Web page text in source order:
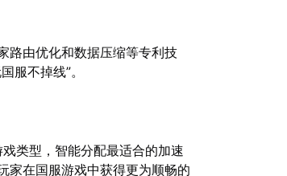
路由优化和数据压缩等专利技
服不掉线”。
类型，智能分配最适合的加速
家在国服游戏中获得更为顺畅的